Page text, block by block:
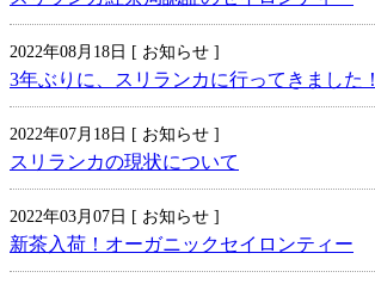
2022年08月18日 [ お知らせ ]
3年ぶりに、スリランカに行ってきました！
2022年07月18日 [ お知らせ ]
スリランカの現状について
2022年03月07日 [ お知らせ ]
新茶入荷！オーガニックセイロンティー